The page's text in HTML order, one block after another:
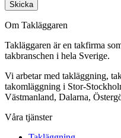
Skicka
Om Takläggaren
Takläggaren är en takfirma
takbranschen i hela Sverige.
Vi arbetar med takläggning,
takomläggning i Stor-
Västmanland, Dalarna,
Våra tjänster